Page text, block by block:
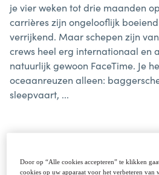
je vier weken tot drie maanden
carrières zijn ongelooflijk
verrijkend. Maar schepen zijn
crews heel erg internationaal en
natuurlijk gewoon FaceTime. Je
oceaanreuzen alleen:
sleepvaart, ...
ambitie de enige rem op wat je
dat leven barst van de
Door op “Alle cookies accepteren” te klikken
cookies op uw apparaat voor het verbeteren van